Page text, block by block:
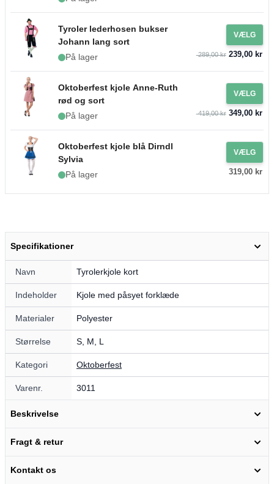
Tyroler lederhosen bukser
Johann lang sort
På lager
VÆLG
289,00 kr239,00 kr
Oktoberfest kjole Anne-Ruth
rød og sort
På lager
VÆLG
419,00 kr349,00 kr
Oktoberfest kjole blå Dirndl
Sylvia
På lager
VÆLG
319,00 kr
Specifikationer
Navn Tyrolerkjole kort
Indeholder Kjole med påsyet forklæde
Materialer Polyester
Størrelse S, M, L
Kategori Oktoberfest
Varenr. 3011
Beskrivelse
Fragt & retur
Kontakt os